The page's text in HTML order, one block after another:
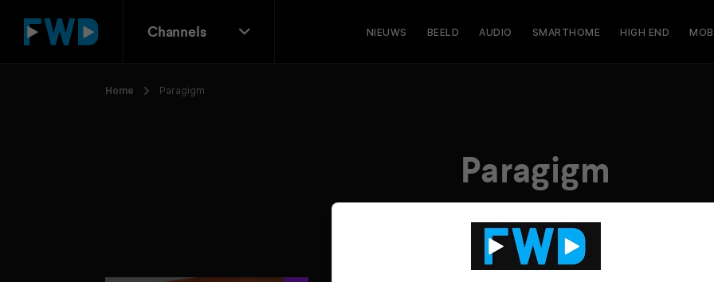
Channels NIEUWS BEELD AUDIO SMARTHOME HIGH END
Home Paragigm
Paragigm